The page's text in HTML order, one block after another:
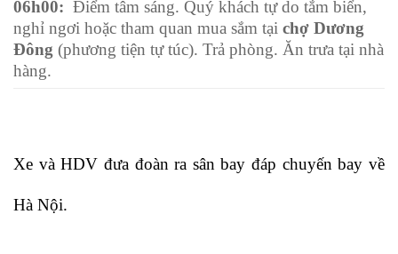
06h00: Điểm tâm sáng. Quý khách tự do tắm biển,
nghỉ ngơi hoặc tham quan mua sắm tại chợ Dương
Đông (phương tiện tự túc). Trả phòng. Ăn trưa tại nhà
hàng.
Xe và HDV đưa đoàn ra sân bay đáp chuyến bay về
Hà Nội.